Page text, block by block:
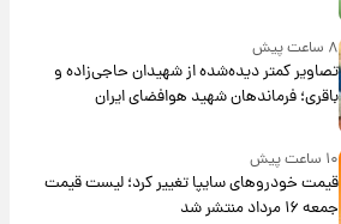
۸ ساعت پیش
تصاویر کمتر دیده‌شده از شهیدان حاجی‌زاده و
باقری؛ فرماندهان شهید هوافضای ایران
۱۰ ساعت پیش
قیمت خودروهای سایپا تغییر کرد؛ لیست قیمت
جمعه ۱۶ مرداد منتشر شد